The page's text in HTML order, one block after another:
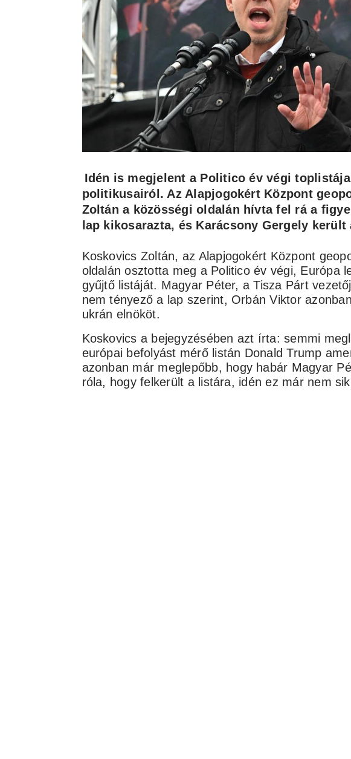
Idén is megjelent a Politico év végi
politikusairól. Az Alapjogokért Központ
Zoltán a közösségi oldalán hívta fel rá a
lap kikosarazta, és Karácsony Gergely került
Koskovics Zoltán, az Alapjogokért Központ
oldalán osztotta meg a Politico év végi, Európa
gyűjtő listáját. Magyar Péter, a Tisza Párt
nem tényező a lap szerint, Orbán Viktor
ukrán elnököt.
Koskovics a bejegyzésében azt írta: semmi
európai befolyást mérő listán Donald Trump
azonban már meglepőbb, hogy habár Magyar
róla, hogy felkerült a listára, idén ez már nem